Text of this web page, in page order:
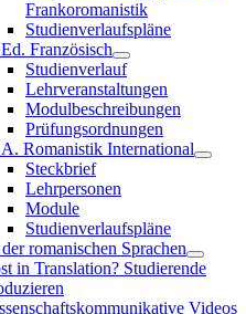
Frankoromanistik
Studienverlaufspläne
Französisch
Studienverlauf
Lehrveranstaltungen
Modulbeschreibungen
Prüfungsordnungen
Romanistik International
Steckbrief
Lehrpersonen
Module
Studienverlaufspläne
romanischen Sprachen
in Translation? Studierende
Videos